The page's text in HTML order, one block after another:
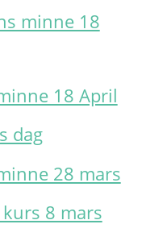
minne 18
18 April
dag
28 mars
8 mars